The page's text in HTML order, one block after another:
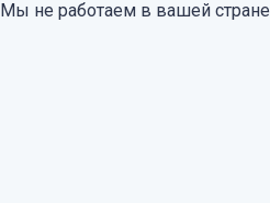
Мы не работаем в вашей стране